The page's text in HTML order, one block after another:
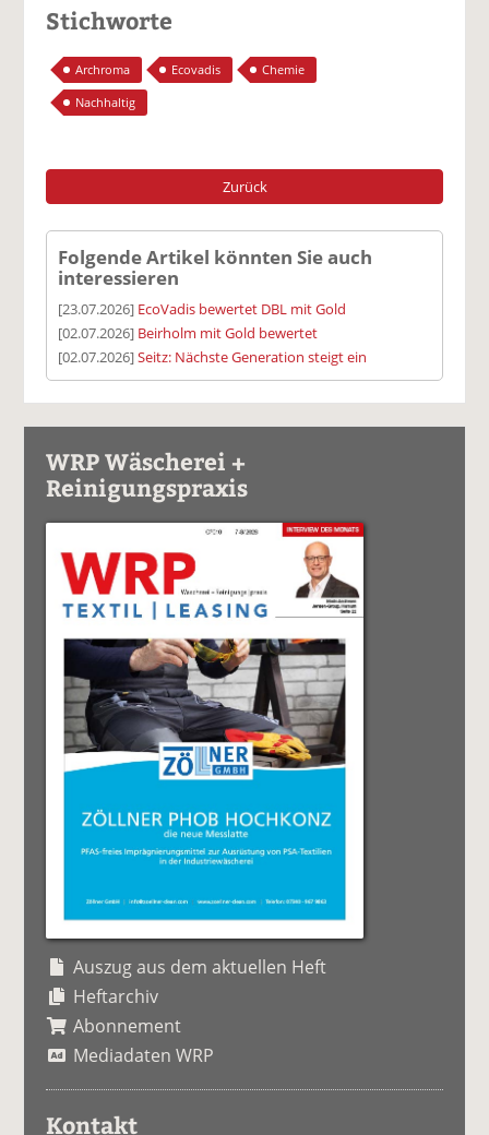
Stichworte
Archroma Ecovadis
Chemie
Nachhaltig
Zurück
Folgende Artikel könnten Sie auch
interessieren
[23.07.2026] EcoVadis bewertet DBL mit Gold
[02.07.2026] Beirholm mit Gold bewertet
[02.07.2026]Seitz: Nächste Generation steigt ein
WRP Wäscherei +
Reinigungspraxis
Auszug aus dem aktuellen Heft
Heftarchiv
Abonnement
Mediadaten WRP
Kontakt